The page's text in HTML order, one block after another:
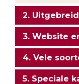
2.
3. Website
4. Vele
5. Speciale